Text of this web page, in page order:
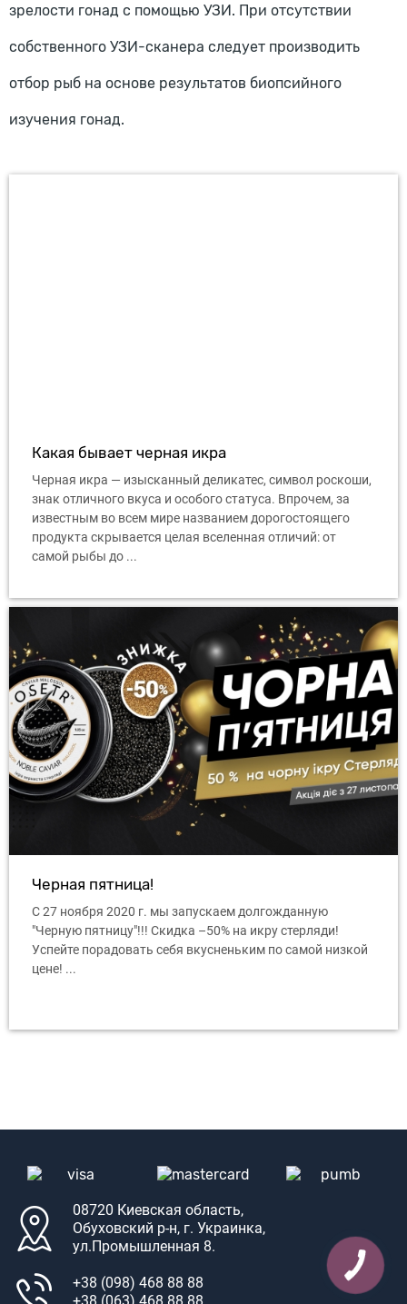
зрелости гонад с помощью УЗИ. При отсутствии
собственного УЗИ-сканера следует производить
отбор рыб на основе результатов биопсийного
изучения гонад.
Какая бывает черная икра
Черная икра — изысканный деликатес, символ роскоши,
знак отличного вкуса и особого статуса. Впрочем, за
известным во всем мире названием дорогостоящего
продукта скрывается целая вселенная отличий: от
самой рыбы до ...
Черная пятница!
С 27 ноября 2020 г. мы запускаем долгожданную
"Черную пятницу"!!! Скидка –50% на икру стерляди!
Успейте порадовать себя вкусненьким по самой низкой
цене! ...
08720 Киевская область,
Обуховский р-н, г. Украинка,
ул.Промышленная 8.
+38 (098) 468 88 88